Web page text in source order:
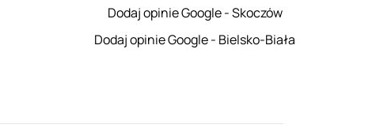
Dodaj opinie Google - Skoczów
Dodaj opinie Google - Bielsko-Biała